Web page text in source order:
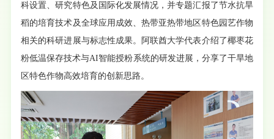
科设置、研究特色及国际化发展情况，并专题汇报了节水抗旱
稻的培育技术及全球应用成效、热带亚热带地区特色园艺作物
相关的科研进展与标志性成果。阿联酋大学代表介绍了椰枣花
粉低温保存技术与AI智能授粉系统的研发进展，分享了干旱地
区特色作物高效培育的创新思路。